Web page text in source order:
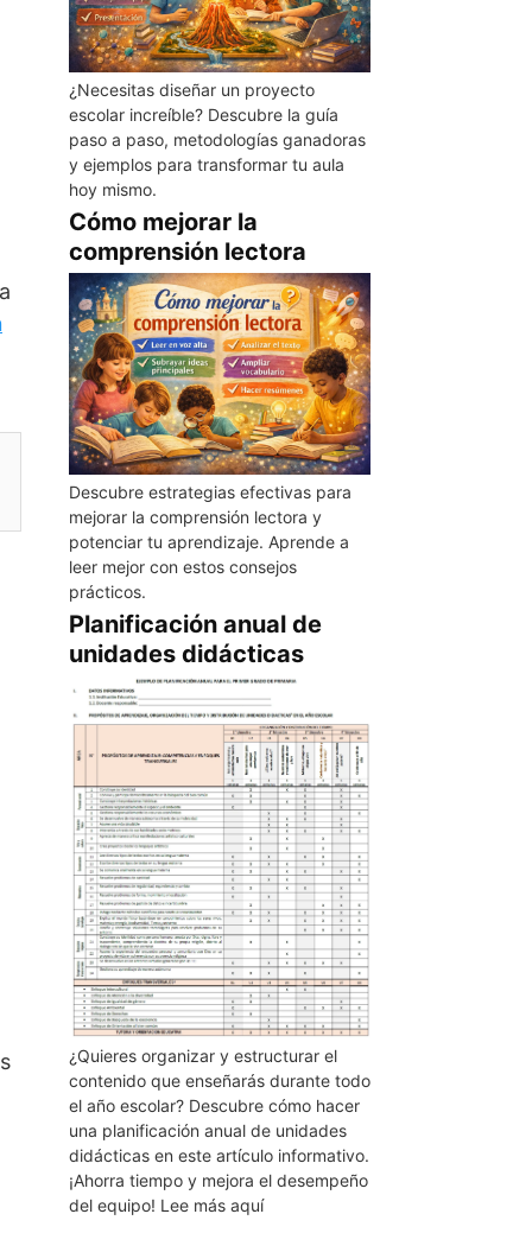
¿Necesitas diseñar un proyecto
escolar increíble? Descubre la guía
paso a paso, metodologías ganadoras
y ejemplos para transformar tu aula
hoy mismo.
Cómo mejorar la
comprensión lectora
Descubre estrategias efectivas para
mejorar la comprensión lectora y
potenciar tu aprendizaje. Aprende a
leer mejor con estos consejos
prácticos.
Planificación anual de
unidades didácticas
¿Quieres organizar y estructurar el
contenido que enseñarás durante todo
el año escolar? Descubre cómo hacer
una planificación anual de unidades
didácticas en este artículo informativo.
¡Ahorra tiempo y mejora el desempeño
del equipo! Lee más aquí